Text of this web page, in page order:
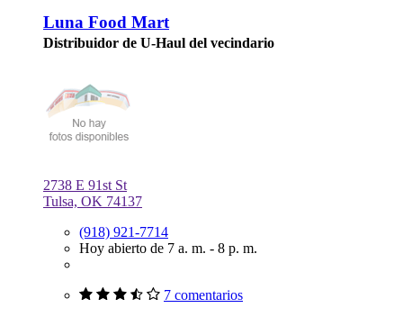
Luna Food Mart
Distribuidor de U-Haul del vecindario
2738 E 91st St
Tulsa, OK 74137
(918) 921-7714
Hoy abierto de 7 a. m. - 8 p. m.
7 comentarios